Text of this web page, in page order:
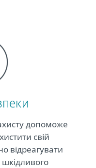
допоможе
свій
відреагувати